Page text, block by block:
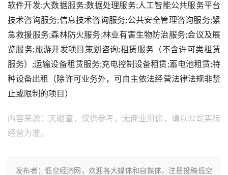
软件开发;大数据服务;数据处理服务;人工智能公共服务平台
技术咨询服务;信息技术咨询服务;公共安全管理咨询服务;紧
急救援服务;森林防火服务;林业有害生物防治服务;会议及展
览服务;旅游开发项目策划咨询;租赁服务（不含许可类租赁
服务）;运输设备租赁服务;充电控制设备租赁;蓄电池租赁;特
种设备出租（除许可业务外，可自主依法经营法律法规非禁
止或限制的项目）
内容来源：天眼查，仅供参考，无商业用途，请以公司实际
经营为准。
发布者：低空经济网，欢迎各大媒体和自媒体，注册投稿低空